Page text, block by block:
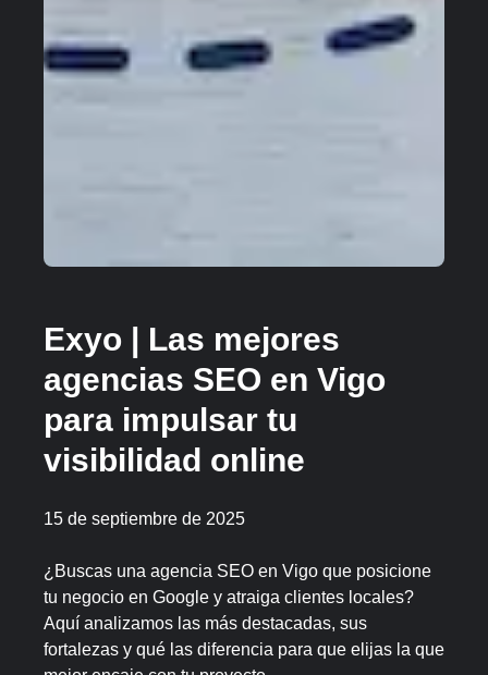
Exyo | Las mejores
agencias SEO en Vigo
para impulsar tu
visibilidad online
15 de septiembre de 2025
¿Buscas una agencia SEO en Vigo que posicione
tu negocio en Google y atraiga clientes locales?
Aquí analizamos las más destacadas, sus
fortalezas y qué las diferencia para que elijas la que